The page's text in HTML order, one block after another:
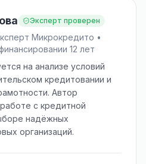
Эксперт проверен
Микрокредито •
12 лет
на анализе условий
кредитовании и
Автор
с кредитной
надёжных
организаций.